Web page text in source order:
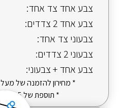
צבע אחד צד אחד:
צבע אחד 2 צדדים:
צבעוני צד אחד:
צבעוני 2 צדדים:
צבע אחד + צבעוני:
* מחירון להזמנה של מעל 50 פריטים מאותו מוצר
* תוספת של 5 ש"ח להדפס בגודל A3